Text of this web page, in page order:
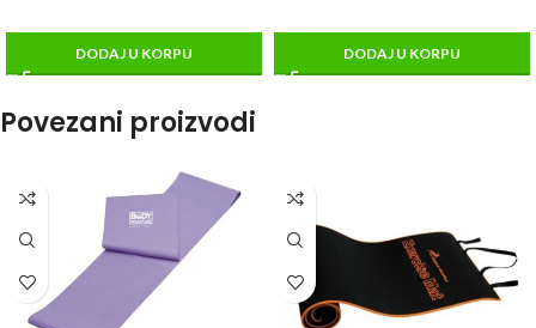
DODAJ U KORPU DODAJ U KORPU
Povezani proizvodi